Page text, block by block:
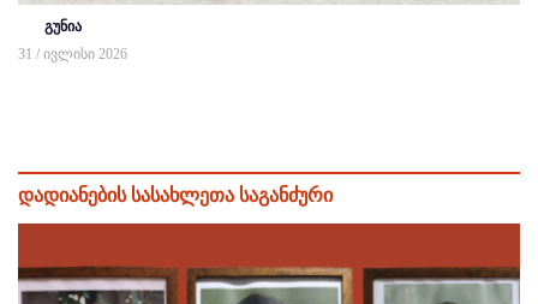
გუნია
31 / ივლისი 2026
დადიანების სასახლეთა საგანძური